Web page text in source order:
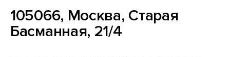
105066, Москва, Старая
Басманная, 21/4